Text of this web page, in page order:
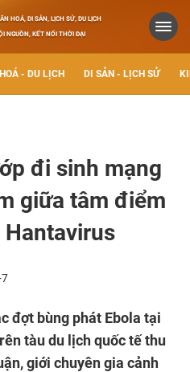
HOÁ, DI SẢN, LỊCH SỬ, DU LỊCH
NGUỒN, KẾT NỐI THỜI ĐẠI
- DU LỊCH DI SẢN - LỊCH SỬ
đi sinh mạng
giữa tâm điểm
Hantavirus
đợt bùng phát Ebola tại
tàu du lịch quốc tế thu
giới chuyên gia cảnh